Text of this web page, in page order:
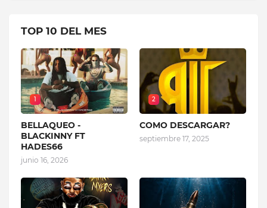
TOP 10 DEL MES
1
BELLAQUEO -
BLACKINNY FT
HADES66
junio 16, 2026
2
COMO DESCARGAR?
septiembre 17, 2025